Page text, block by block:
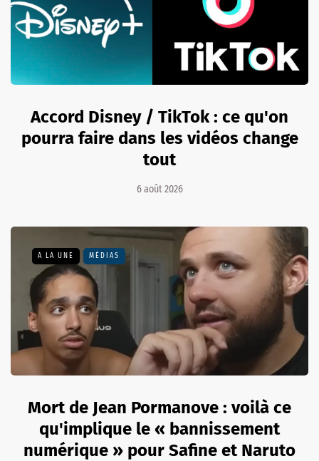
Accord Disney / TikTok : ce qu'on
pourra faire dans les vidéos change
tout
6 août 2026
A LA UNE MÉDIAS
Mort de Jean Pormanove : voilà ce
qu'implique le « bannissement
numérique » pour Safine et Naruto